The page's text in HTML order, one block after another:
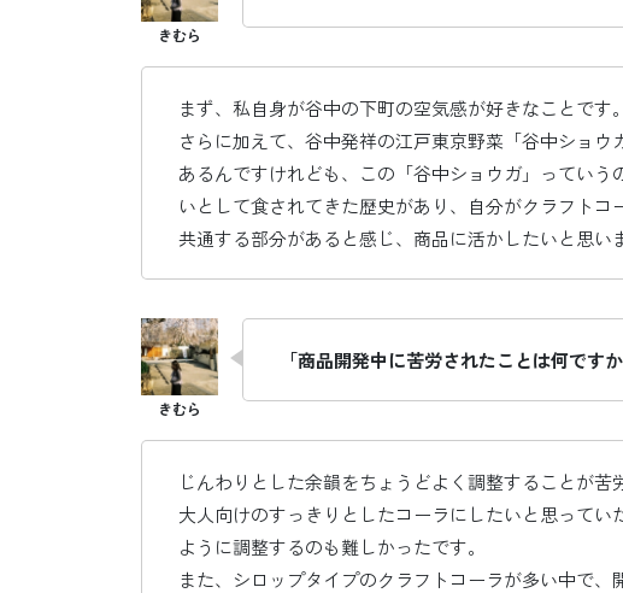
まず、私自身が谷中の下町の空気感が好きなことです。
さらに加えて、谷中発祥の江戸東京野菜「谷中ショウ
あるんですけれども、この「谷中ショウガ」っていう
いとして食されてきた歴史があり、自分がクラフトコ
共通する部分があると感じ、商品に活かしたいと思い
「商品開発中に苦労されたことは何ですか
じんわりとした余韻をちょうどよく調整することが苦
大人向けのすっきりとしたコーラにしたいと思ってい
ように調整するのも難しかったです。
また、シロップタイプのクラフトコーラが多い中で、